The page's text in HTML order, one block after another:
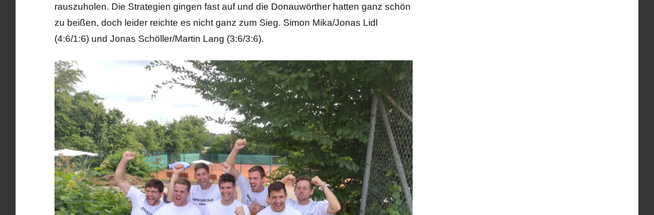
rauszuholen. Die Strategien gingen fast auf und die Donauwörther hatten ganz schön
zu beißen, doch leider reichte es nicht ganz zum Sieg. Simon Mika/Jonas Lidl
(4:6/1:6) und Jonas Schöller/Martin Lang (3:6/3:6).